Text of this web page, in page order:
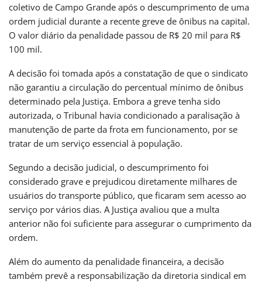
coletivo de Campo Grande após o descumprimento de uma
ordem judicial durante a recente greve de ônibus na capital.
O valor diário da penalidade passou de R$ 20 mil para R$
100 mil.
A decisão foi tomada após a constatação de que o sindicato
não garantiu a circulação do percentual mínimo de ônibus
determinado pela Justiça. Embora a greve tenha sido
autorizada, o Tribunal havia condicionado a paralisação à
manutenção de parte da frota em funcionamento, por se
tratar de um serviço essencial à população.
Segundo a decisão judicial, o descumprimento foi
considerado grave e prejudicou diretamente milhares de
usuários do transporte público, que ficaram sem acesso ao
serviço por vários dias. A Justiça avaliou que a multa
anterior não foi suficiente para assegurar o cumprimento da
ordem.
Além do aumento da penalidade financeira, a decisão
também prevê a responsabilização da diretoria sindical em